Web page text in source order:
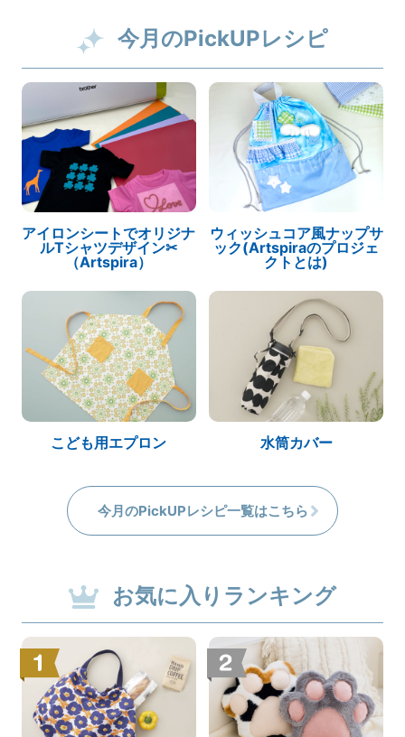
今月のPickUPレシピ
アイロンシートでオリジナ
ルTシャツデザイン✂
（Artspira）
ウィッシュコア風ナップサ
ック(Artspiraのプロジェ
クトとは)
こども用エプロン 水筒カバー
今月のPickUPレシピ一覧はこちら
お気に入りランキング